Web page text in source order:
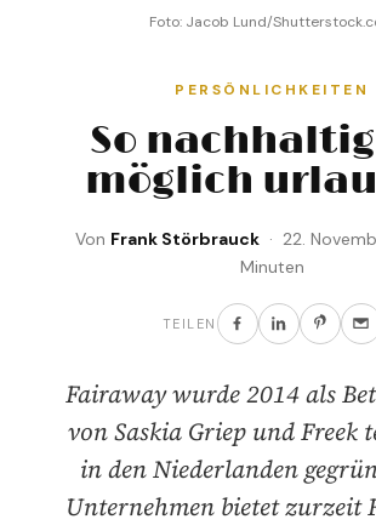
Foto: Jacob Lund/
PERSÖNLICHKEITEN
So
möglich
Von Frank Störbrauck· 22.
Minuten
TEILEN
Fairaway wurde 2014 als
von Saskia Griep und Freek
in den Niederlanden
Unternehmen bietet zurzeit